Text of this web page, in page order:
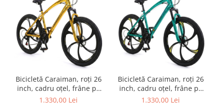
Bicicletă Caraiman, roți 26
inch, cadru oțel, frâne pe
disc, aurie, BC124
1.330,00 Lei
Bicicletă Caraiman, roți 26
inch, cadru oțel, frâne pe
disc, turcoaz, BC123
1.330,00 Lei